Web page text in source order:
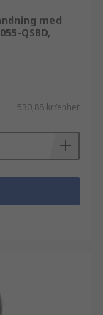
med
QSBD,
530,88 kr/enhet